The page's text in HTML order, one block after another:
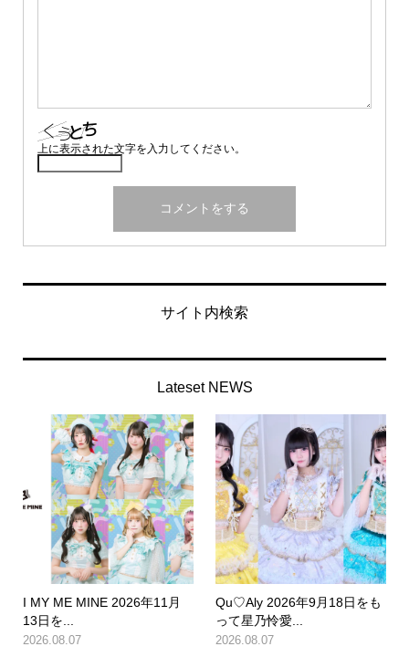
上に表示された文字を入力してください。
サイト内検索
Lateset NEWS
I MY ME MINE 2026年11月
13日を...
2026.08.07
Qu♡Aly 2026年9月18日をも
って星乃怜愛...
2026.08.07